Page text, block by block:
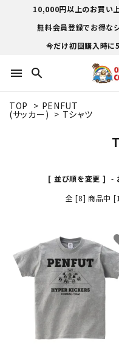
10,000円以上のお買い
無料会員登録でお得なシ
今だけ初回購入時に
menu search
TOP > PENFUT
(サッカー) > Tシャツ
[ 並び順を変更 ] -
全 [8] 商品中